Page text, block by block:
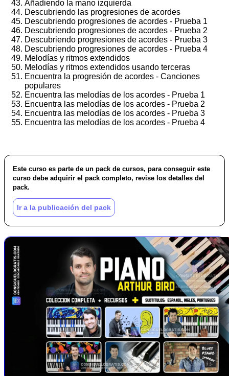
Añadiendo la mano izquierda
Descubriendo las progresiones de acordes
Descubriendo progresiones de acordes - Prueba 1
Descubriendo progresiones de acordes - Prueba 2
Descubriendo progresiones de acordes - Prueba 3
Descubriendo progresiones de acordes - Prueba 4
Melodías y ritmos extendidos
Melodías y ritmos extendidos usando terceras
Encuentra la progresión de acordes - Canciones
populares
Encuentra las melodías de los acordes - Prueba 1
Encuentra las melodías de los acordes - Prueba 2
Encuentra las melodías de los acordes - Prueba 3
Encuentra las melodías de los acordes - Prueba 4
Este curso es parte de un pack de cursos, para conseguir este
curso debe adquirir el pack completo, revise los detalles del
pack.
Ir a la publicación del pack